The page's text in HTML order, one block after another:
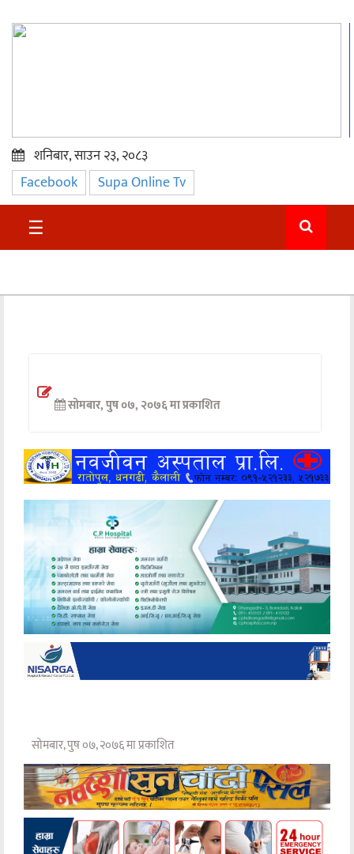
प्रमुख
समाचार
सुदुर
अन्तर्वार्ता
खेलकुद
मनोरञ्जन
अन्य
शनिबार, साउन २३, २०८३
Facebook Supa Online Tv
☰
सोमबार, पुष ०७, २०७६ मा प्रकाशित
सोमबार, पुष ०७, २०७६ मा प्रकाशित